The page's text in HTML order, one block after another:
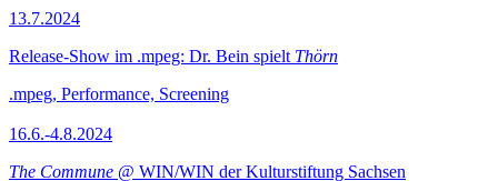
13.7.2024
Release-Show im .mpeg: Dr. Bein spielt Thörn
.mpeg, Performance, Screening
16.6.-4.8.2024
The Commune @ WIN/WIN der Kulturstiftung Sachsen